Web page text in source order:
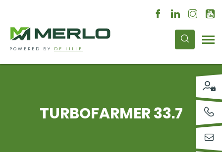
POWERED BY DE LILLE
TURBOFARMER 33.7